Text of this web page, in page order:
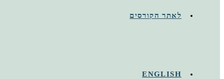
לאתר הקורסים
ENGLISH